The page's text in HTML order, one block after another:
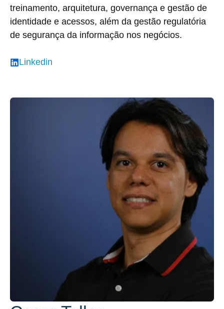
treinamento, arquitetura, governança e gestão de
identidade e acessos, além da gestão regulatória
de segurança da informação nos negócios.
Linkedin